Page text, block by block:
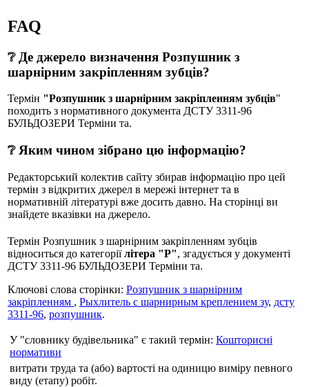
FAQ
❔ Де джерело визначення Розпушник з
шарнірним закріпленням зубців?
Термін "Розпушник з шарнірним закріпленням зубців"
походить з нормативного документа ДСТУ 3311-96
БУЛЬДОЗЕРИ Термiни та.
❔ Яким чином зібрано цю інформацію?
Редакторський колектив сайту збирав інформацію про цей
термін з відкритих джерел в мережі інтернет та в
нормативній літературі вже досить давно. На сторінці ви
знайдете вказівки на джерело.
Термін Розпушник з шарнірним закріпленням зубців
відноситься до категоріїлітера "Р", згадується у документі
ДСТУ 3311-96 БУЛЬДОЗЕРИ Термiни та.
Ключові слова сторінки: Розпушник з шарнірним
закріпленням , Рыхлитель с шарнирным креплением зу, дсту
3311-96, розпушник.
У "словнику будівельника" є такий термін: Кошторисні
нормативи
витрати труда та (або) вартості на одиницю виміру певного
виду (етапу) робіт.